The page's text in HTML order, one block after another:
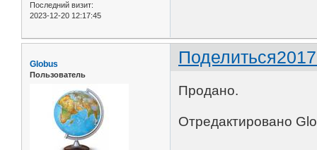
Последний визит:
2023-12-20 12:17:45
Поделиться
Globus
Пользователь
Продано.
Отредактировано